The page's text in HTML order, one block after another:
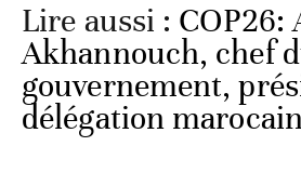
Lire aussi : COP26:
Akhannouch, chef
gouvernement,
délégation